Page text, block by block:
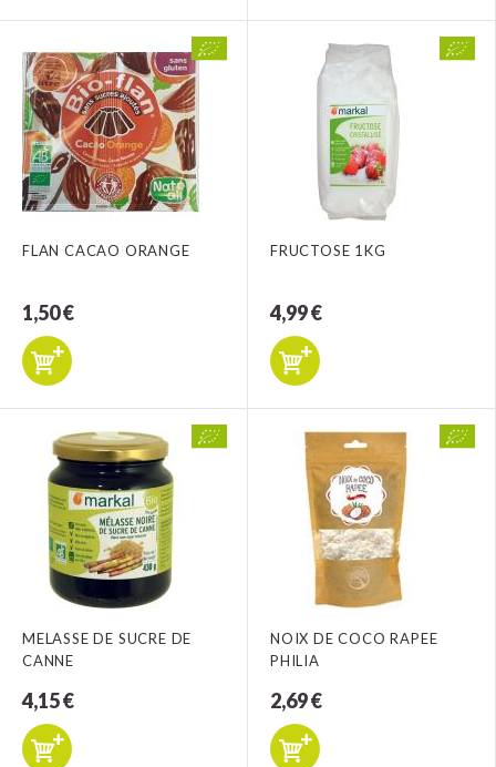
FLAN CACAO ORANGE
1,50 €
FRUCTOSE 1KG
4,99 €
MELASSE DE SUCRE DE
CANNE
4,15 €
NOIX DE COCO RAPEE
PHILIA
2,69 €